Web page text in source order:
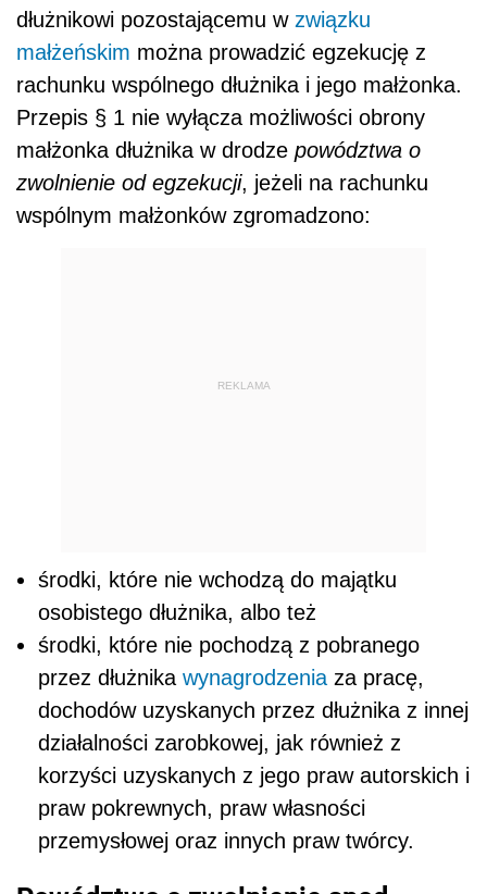
dłużnikowi pozostającemu w związku
małżeńskim można prowadzić egzekucję z
rachunku wspólnego dłużnika i jego małżonka.
Przepis § 1 nie wyłącza możliwości obrony
małżonka dłużnika w drodze powództwa o
zwolnienie od egzekucji, jeżeli na rachunku
wspólnym małżonków zgromadzono:
REKLAMA
środki, które nie wchodzą do majątku
osobistego dłużnika, albo też
środki, które nie pochodzą z pobranego
przez dłużnika wynagrodzenia za pracę,
dochodów uzyskanych przez dłużnika z innej
działalności zarobkowej, jak również z
korzyści uzyskanych z jego praw autorskich i
praw pokrewnych, praw własności
przemysłowej oraz innych praw twórcy.